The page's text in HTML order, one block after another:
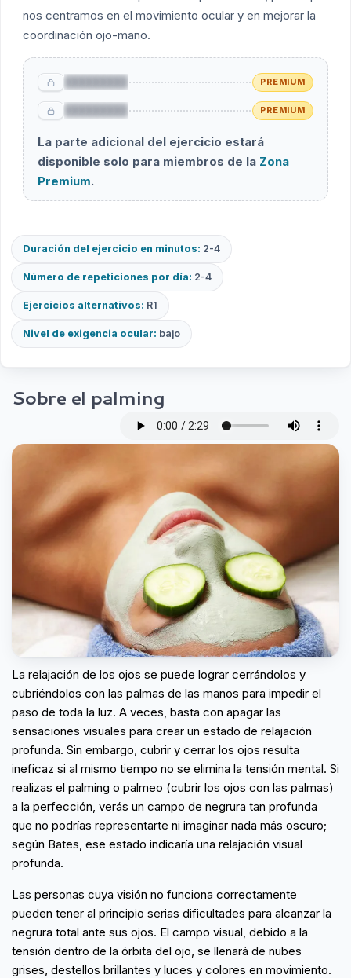
nos centramos en el movimiento ocular y en mejorar la
coordinación ojo-mano.
PREMIUM
PREMIUM
La parte adicional del ejercicio estará
disponible solo para miembros de la Zona
Premium.
Duración del ejercicio en minutos: 2-4
Número de repeticiones por día: 2-4
Ejercicios alternativos: R1
Nivel de exigencia ocular: bajo
Sobre el palming
La relajación de los ojos se puede lograr cerrándolos y
cubriéndolos con las palmas de las manos para impedir el
paso de toda la luz. A veces, basta con apagar las
sensaciones visuales para crear un estado de relajación
profunda. Sin embargo, cubrir y cerrar los ojos resulta
ineficaz si al mismo tiempo no se elimina la tensión mental. Si
realizas el palming o palmeo (cubrir los ojos con las palmas)
a la perfección, verás un campo de negrura tan profunda
que no podrías representarte ni imaginar nada más oscuro;
según Bates, ese estado indicaría una relajación visual
profunda.
Las personas cuya visión no funciona correctamente
pueden tener al principio serias dificultades para alcanzar la
negrura total ante sus ojos. El campo visual, debido a la
tensión dentro de la órbita del ojo, se llenará de nubes
grises, destellos brillantes y luces y colores en movimiento.